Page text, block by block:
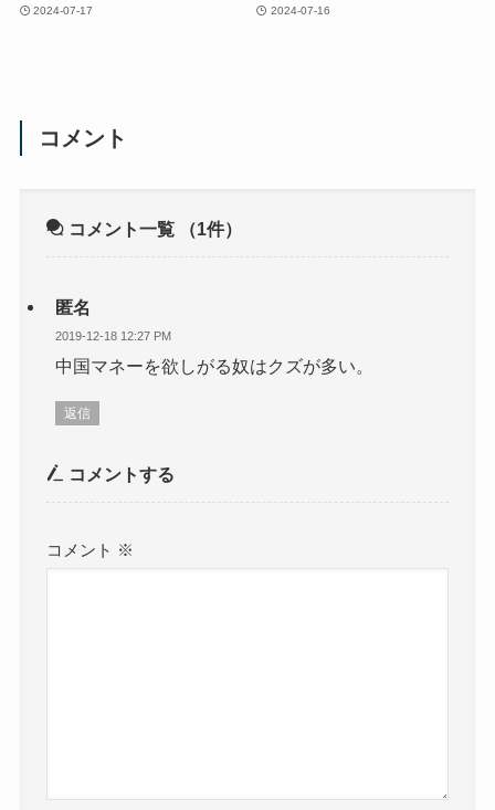
2024-07-17 2024-07-16
コメント
コメント一覧 （1件）
匿名
2019-12-18 12:27 PM
中国マネーを欲しがる奴はクズが多い。
返信
コメントする
コメント ※